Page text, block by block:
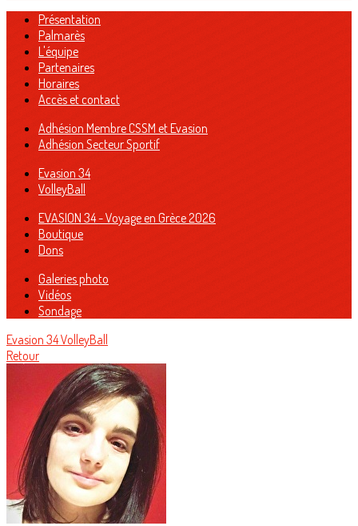
Présentation
Palmarès
L'équipe
Partenaires
Horaires
Accès et contact
Adhésion Membre CSSM et Evasion
Adhésion Secteur Sportif
Evasion 34
VolleyBall
EVASION 34 - Voyage en Grèce 2026
Boutique
Dons
Galeries photo
Vidéos
Sondage
Evasion 34VolleyBall
Retour